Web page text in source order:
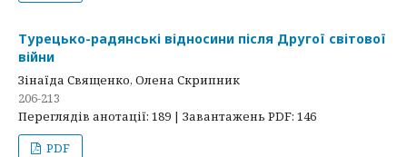
Турецько-радянські відносини після Другої світової
війни
Зінаїда Священко, Олена Скрипник
206-213
Переглядів анотації: 189 | Завантажень PDF: 146
PDF